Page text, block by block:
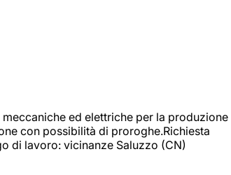
ed elettriche per la produzione
con possibilità di proroghe.Richiesta
di lavoro: vicinanze Saluzzo (CN)